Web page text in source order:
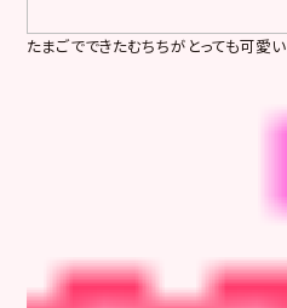
たまごでできたむちちがとっても可愛い